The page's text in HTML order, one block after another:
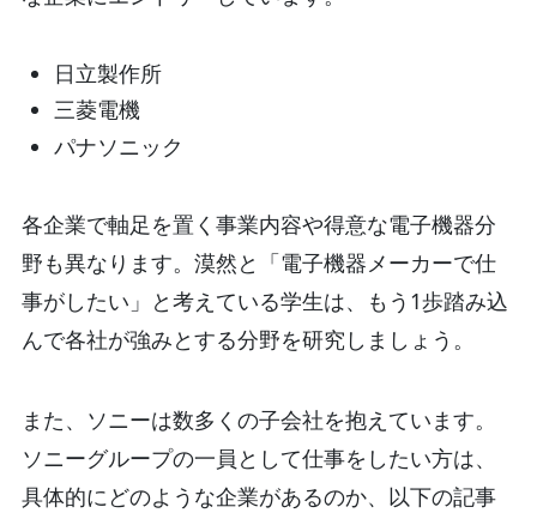
日立製作所
三菱電機
パナソニック
各企業で軸足を置く事業内容や得意な電子機器分
野も異なります。漠然と「電子機器メーカーで仕
事がしたい」と考えている学生は、もう1歩踏み込
んで各社が強みとする分野を研究しましょう。
また、ソニーは数多くの子会社を抱えています。
ソニーグループの一員として仕事をしたい方は、
具体的にどのような企業があるのか、以下の記事